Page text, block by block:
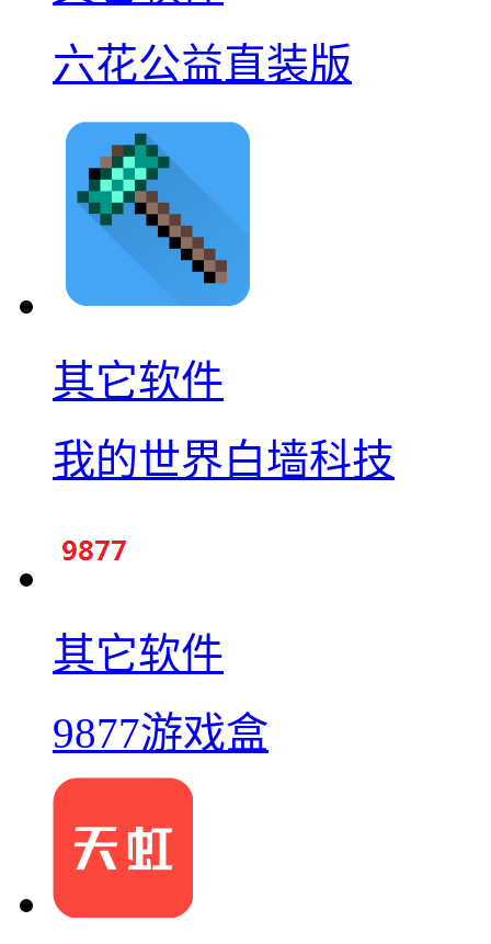
六花公益直装版
其它软件
我的世界白墙科技
其它软件
9877游戏盒